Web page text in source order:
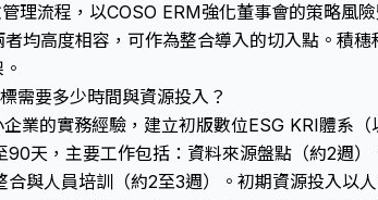
理流程，以COSO ERM強化董事會的策略風
均高度相容，可作為整合導入的切入點。積
需要多少時間與資源投入？
業的實務經驗，建立初版數位ESG KRI體系
天，主要工作包括：資料來源盤點（約2週）
合與人員培訓（約2至3週）。初期資源投入以